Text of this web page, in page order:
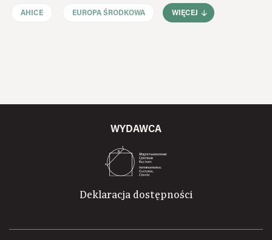
AHICE EUROPA ŚRODKOWA WIĘCEJ
WYDAWCA
Deklaracja dostępności